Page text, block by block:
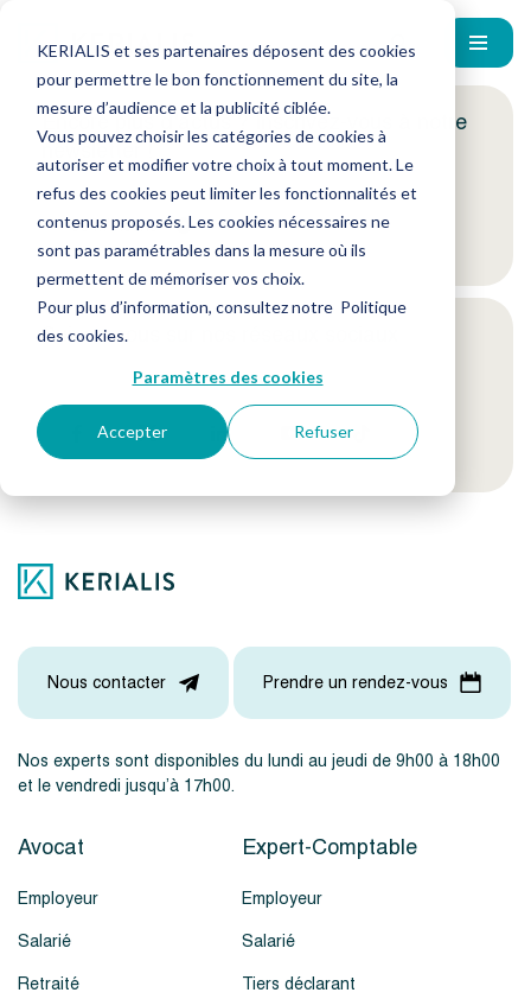
KERIALIS et ses partenaires déposent des cookies
pour permettre le bon fonctionnement du site, la
mesure d’audience et la publicité ciblée.
Vous pouvez choisir les catégories de cookies à
autoriser et modifier votre choix à tout moment. Le
refus des cookies peut limiter les fonctionnalités et
contenus proposés. Les cookies nécessaires ne
sont pas paramétrables dans la mesure où ils
permettent de mémoriser vos choix.
Pour plus d’information, consultez notre Politique
des cookies.
Paramètres des cookies
Accepter Refuser
Encore plus d'actus ? Inscrivez-vous à notre
newsletter !
Je m'inscris
Suivez-nous sur nos réseaux sociaux
Nos experts sont disponibles du lundi au jeudi de 9h00 à 18h00
et le vendredi jusqu’à 17h00.
Nous contacter Prendre un rendez-vous
Avocat
Employeur
Salarié
Retraité
Expert-Comptable
Employeur
Salarié
Tiers déclarant